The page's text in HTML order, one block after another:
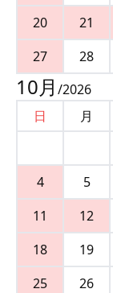
20
21
27
28
10月 /2026
日
月
4
5
11
12
18
19
25
26